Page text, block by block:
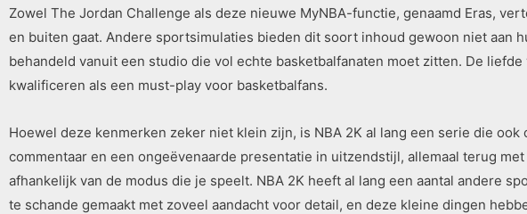
Zowel The Jordan Challenge als deze nieuwe MyNBA-functie, genaamd Eras,
en buiten gaat. Andere sportsimulaties bieden dit soort inhoud gewoon niet aan
behandeld vanuit een studio die vol echte basketbalfanaten moet zitten. De
kwalificeren als een must-play voor basketbalfans.
Hoewel deze kenmerken zeker niet klein zijn, is NBA 2K al lang een serie die
commentaar en een ongeëvenaarde presentatie in uitzendstijl, allemaal terug
afhankelijk van de modus die je speelt. NBA 2K heeft al lang een aantal andere
te schande gemaakt met zoveel aandacht voor detail, en deze kleine dingen